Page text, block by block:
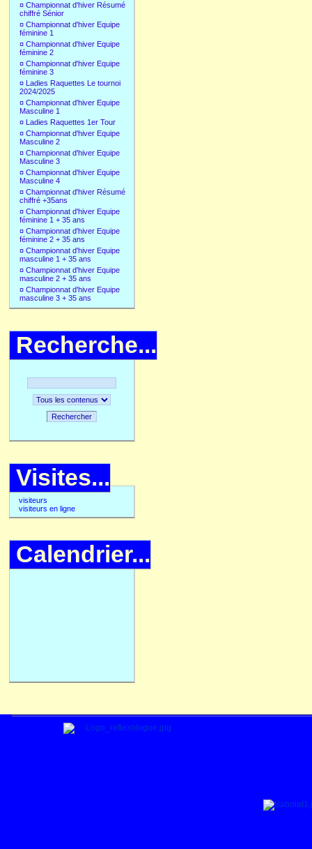
¤ Championnat d'hiver Résumé
chiffré Sénior
¤ Championnat d'hiver Equipe
féminine 1
¤ Championnat d'hiver Equipe
féminine 2
¤ Championnat d'hiver Equipe
féminine 3
¤ Ladies Raquettes Le tournoi
2024/2025
¤ Championnat d'hiver Equipe
Masculine 1
¤ Ladies Raquettes 1er Tour
¤ Championnat d'hiver Equipe
Masculine 2
¤ Championnat d'hiver Equipe
Masculine 3
¤ Championnat d'hiver Equipe
Masculine 4
¤ Championnat d'hiver Résumé
chiffré +35ans
¤ Championnat d'hiver Equipe
féminine 1 + 35 ans
¤ Championnat d'hiver Equipe
féminine 2 + 35 ans
¤ Championnat d'hiver Equipe
masculine 1 + 35 ans
¤ Championnat d'hiver Equipe
masculine 2 + 35 ans
¤ Championnat d'hiver Equipe
masculine 3 + 35 ans
Recherche...
Rechercher
Visites...
visiteurs
visiteurs en ligne
Calendrier...